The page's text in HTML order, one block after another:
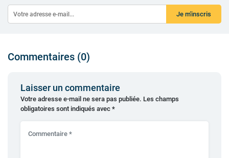
Je m'inscris
Commentaires (0)
Laisser un commentaire
Votre adresse e-mail ne sera pas publiée. Les champs
obligatoires sont indiqués avec *